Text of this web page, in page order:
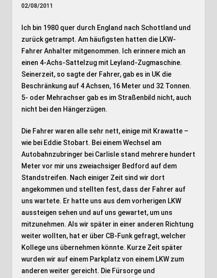
02/08/2011
Ich bin 1980 quer durch England nach Schottland und
zurück getrampt. Am häufigsten hatten die LKW-
Fahrer Anhalter mitgenommen. Ich erinnere mich an
einen 4-Achs-Sattelzug mit Leyland-Zugmaschine.
Seinerzeit, so sagte der Fahrer, gab es in UK die
Beschränkung auf 4 Achsen, 16 Meter und 32 Tonnen.
5- oder Mehrachser gab es im Straßenbild nicht, auch
nicht bei den Hängerzügen.
Die Fahrer waren alle sehr nett, einige mit Krawatte –
wie bei Eddie Stobart. Bei einem Wechsel am
Autobahnzubringer bei Carlisle stand mehrere hundert
Meter vor mir uns zweiachsiger Bedford auf dem
Standstreifen. Nach einiger Zeit sind wir dort
angekommen und stellten fest, dass der Fahrer auf
uns wartete. Er hatte uns aus dem vorherigen LKW
aussteigen sehen und auf uns gewartet, um uns
mitzunehmen. Als wir später in einer anderen Richtung
weiter wollten, hat er über CB-Funk gefragt, welcher
Kollege uns übernehmen könnte. Kurze Zeit später
wurden wir auf einem Parkplatz von einem LKW zum
anderen weiter gereicht. Die Fürsorge und